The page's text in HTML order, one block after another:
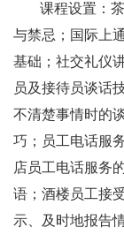
课程设置：
与禁忌；国际上
基础；社交礼仪
员及接待员谈话
不清楚事情时的
巧；员工电话服
店员工电话服务
语；酒楼员工接
示、及时地报告情